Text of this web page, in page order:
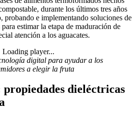
durante los últimos tres años
probando e implementando soluciones de
estimar la etapa de maduración de
atención a los aguacates.
Loading player...
digital para ayudar a los
a elegir la fruta
dieléctricas